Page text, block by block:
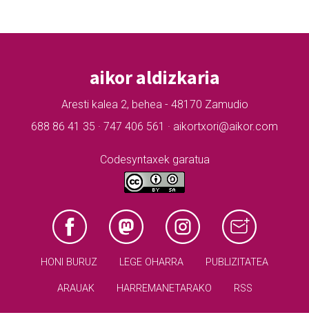
aikor aldizkaria
Aresti kalea 2, behea - 48170 Zamudio
688 86 41 35 · 747 406 561 · aikortxori@aikor.com
Codesyntaxek garatua
HONI BURUZ LEGE OHARRA PUBLIZITATEA
ARAUAK HARREMANETARAKO RSS